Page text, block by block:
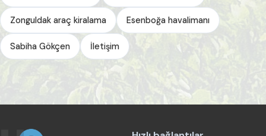
Zonguldak araç kiralama Esenboğa havalimanı
Sabiha Gökçen İletişim